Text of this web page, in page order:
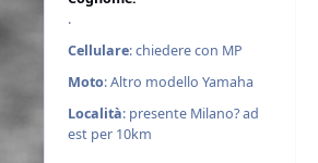
.
Cellulare: chiedere con MP
Moto: Altro modello Yamaha
Località: presente Milano? ad
est per 10km